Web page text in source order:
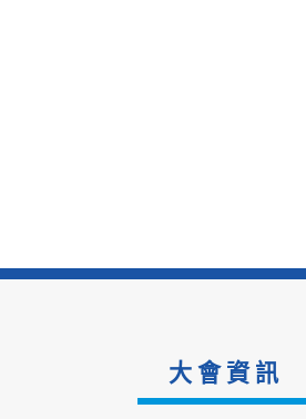
大會資訊